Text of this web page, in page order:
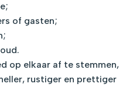
of gasten;
op elkaar af te stemmen,
rustiger en prettiger